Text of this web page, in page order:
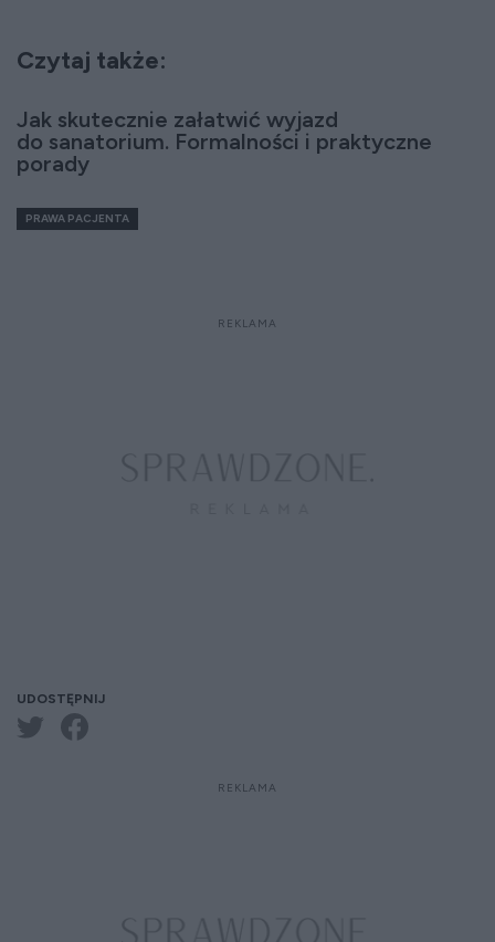
Czytaj także:
Jak skutecznie załatwić wyjazd
do sanatorium. Formalności i praktyczne
porady
PRAWA PACJENTA
UDOSTĘPNIJ